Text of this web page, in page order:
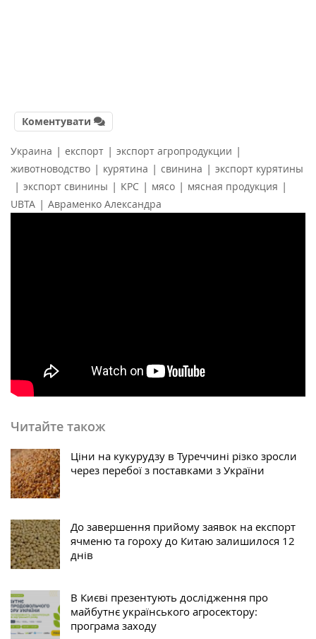
Коментувати
Украина | експорт | экспорт агропродукции |
животноводство | курятина | свинина | экспорт курятины
| экспорт свинины | КРС | мясо | мясная продукция |
UBTA | Авраменко Александра
Читайте також
Ціни на кукурудзу в Туреччині різко зросли
через перебої з поставками з України
До завершення прийому заявок на експорт
ячменю та гороху до Китаю залишилося 12
днів
В Києві презентують дослідження про
майбутнє українського агросектору:
програма заходу